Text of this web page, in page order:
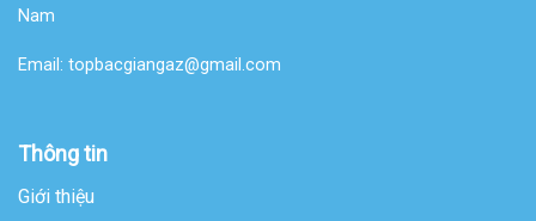
Nam
Email: topbacgiangaz@gmail.com
Thông tin
Giới thiệu